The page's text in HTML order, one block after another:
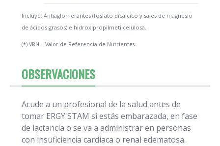
Incluye: Antiaglomerantes (fosfato dicálcico y sales de magnesio
de ácidos grasos) e hidroxipropilmetilcelulosa.
(*) VRN = Valor de Referencia de Nutrientes.
OBSERVACIONES
Acude a un profesional de la salud antes de
tomar ERGY'STAM si estás embarazada, en fase
de lactancia o se va a administrar en personas
con insuficiencia cardiaca o renal edematosa.